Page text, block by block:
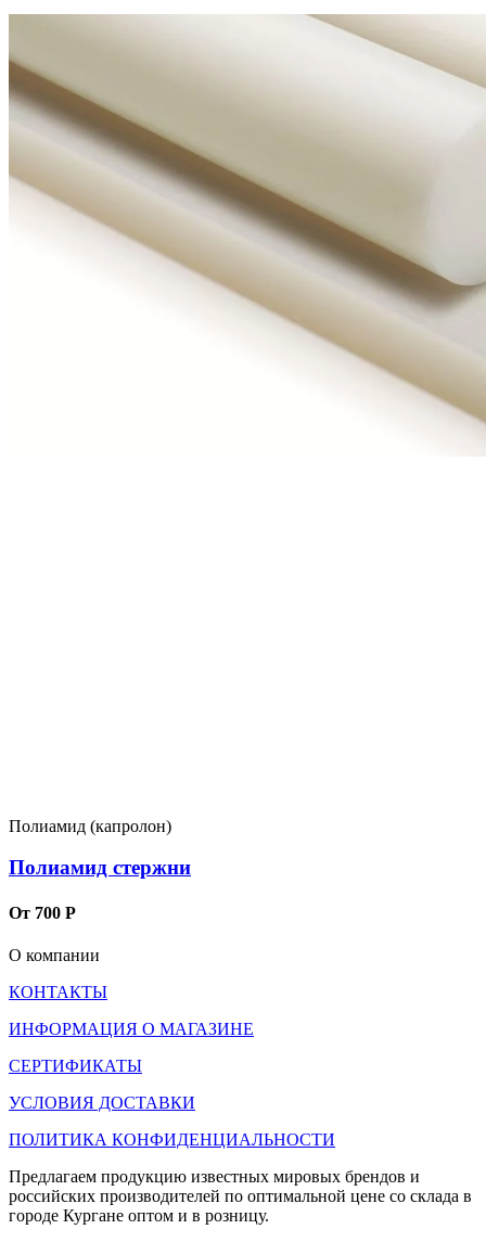
Полиамид (капролон)
Полиамид стержни
От 700 Р
О компании
КОНТАКТЫ
ИНФОРМАЦИЯ О МАГАЗИНЕ
СЕРТИФИКАТЫ
УСЛОВИЯ ДОСТАВКИ
ПОЛИТИКА КОНФИДЕНЦИАЛЬНОСТИ
Предлагаем продукцию известных мировых брендов и
российских производителей по оптимальной цене со склада в
городе Кургане оптом и в розницу.